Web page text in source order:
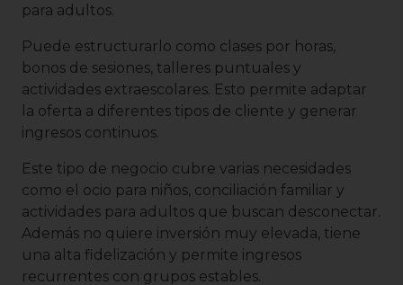
para adultos.
Puede estructurarlo como clases por horas,
bonos de sesiones, talleres puntuales y
actividades extraescolares. Esto permite adaptar
la oferta a diferentes tipos de cliente y generar
ingresos continuos.
Este tipo de negocio cubre varias necesidades
como el ocio para niños, conciliación familiar y
actividades para adultos que buscan desconectar.
Además no quiere inversión muy elevada, tiene
una alta fidelización y permite ingresos
recurrentes con grupos estables.